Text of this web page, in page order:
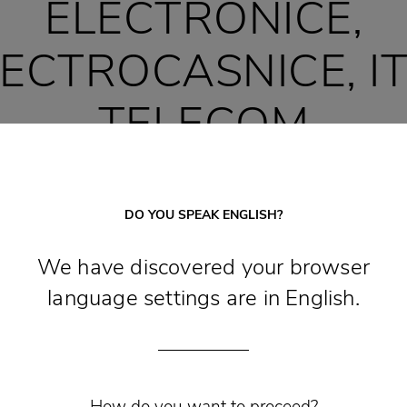
ELECTRONICE,
TELECOM
la magazinele și standurile din Supernova
DO YOU SPEAK ENGLISH?
We have discovered your browser
language settings are in English.